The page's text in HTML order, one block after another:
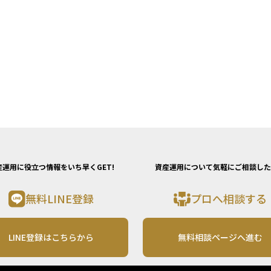
運用に役立つ情報をいち早くGET!
無料LINE登録
LINE登録はこちらから
資産運用について気軽にご相談し
プロへ相談する
無料相談ページへ進む